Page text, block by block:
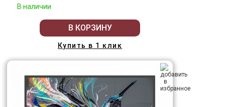
В наличии
В КОРЗИНУ
Купить в 1 клик